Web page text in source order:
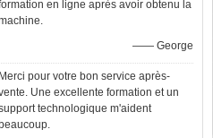
en ligne après avoir obtenu la
—— George
Merci pour votre bon service après-
Une excellente formation et un
technologique m'aident
beaucoup.